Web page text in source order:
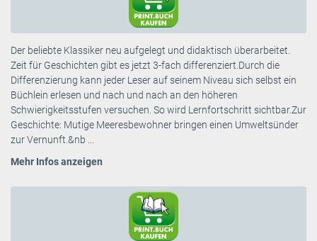
Der beliebte Klassiker neu aufgelegt und didaktisch überarbeitet.
Zeit für Geschichten gibt es jetzt 3-fach differenziert.Durch die
Differenzierung kann jeder Leser auf seinem Niveau sich selbst ein
Büchlein erlesen und nach und nach an den höheren
Schwierigkeitsstufen versuchen. So wird Lernfortschritt sichtbar.Zur
Geschichte: Mutige Meeresbewohner bringen einen Umweltsünder
zur Vernunft.&nb ...
Mehr Infos anzeigen